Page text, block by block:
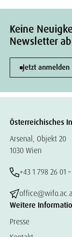
Keine
Newsletter
Jetzt anmelden
Österreichisches
Arsenal, Objekt 20
1030 Wien
+43 1 798 26 01
Weitere
Presse